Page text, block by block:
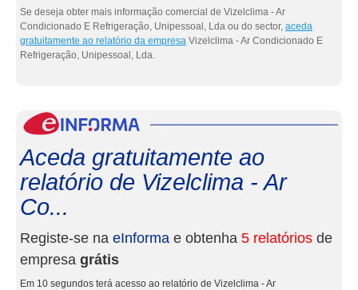
Se deseja obter mais informação comercial de Vizelclima - Ar
Condicionado E Refrigeração, Unipessoal, Lda ou do sector, aceda
gratuitamente ao relatório da empresa Vizelclima - Ar Condicionado E
Refrigeração, Unipessoal, Lda.
Aceda gratuitamente ao
relatório de Vizelclima - Ar
Co...
Registe-se na eInforma e obtenha 5 relatórios de
empresa grátis
Em 10 segundos terá acesso ao relatório de Vizelclima - Ar